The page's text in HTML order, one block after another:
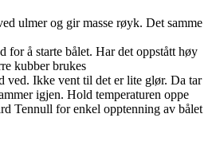
ulmer og gir masse røyk. Det samme
for å starte bålet. Har det oppstått høy
kubber brukes
ved. Ikke vent til det er lite glør. Da tar
igjen. Hold temperaturen oppe
Tennull for enkel opptenning av bålet